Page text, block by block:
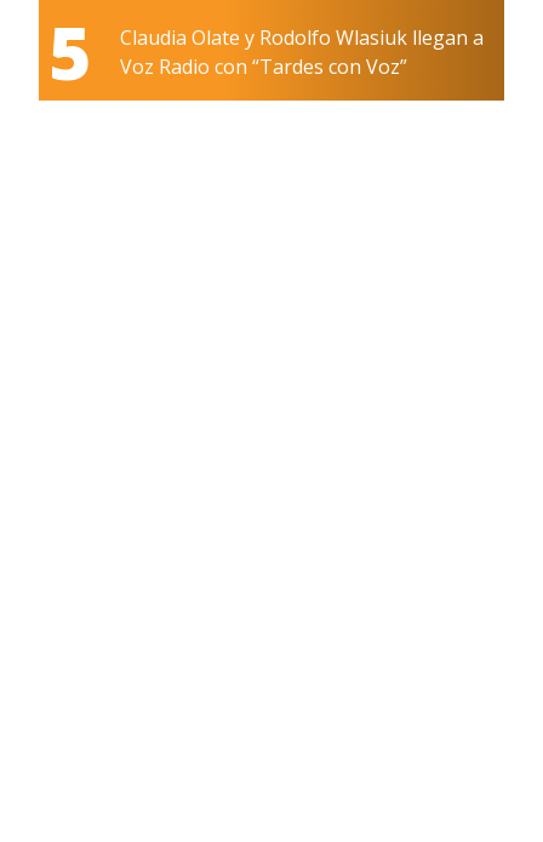
5
Claudia Olate y Rodolfo Wlasiuk llegan a
Voz Radio con “Tardes con Voz”